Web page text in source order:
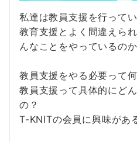
私達は教員支援を行ってい
教育支援とよく間違えら
んなことをやっているの
教員支援をやる必要って何
教員支援って具体的にど
の？
T-KNITの会員に興味があ